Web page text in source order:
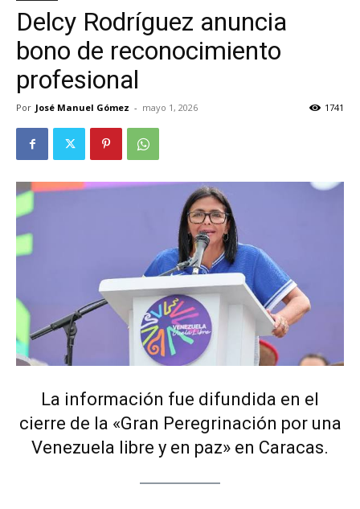
Delcy Rodríguez anuncia
bono de reconocimiento
profesional
Por José Manuel Gómez - mayo 1, 2026 1741
La información fue difundida en el
cierre de la «Gran Peregrinación por una
Venezuela libre y en paz» en Caracas.